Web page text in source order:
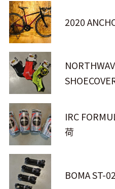
2020
IRC
荷
BOMA ST-